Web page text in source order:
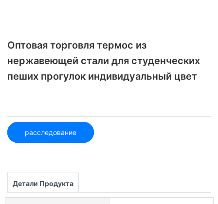
Оптовая торговля термос из
нержавеющей стали для студенческих
пеших прогулок индивидуальный цвет
расследование
Детали Продукта